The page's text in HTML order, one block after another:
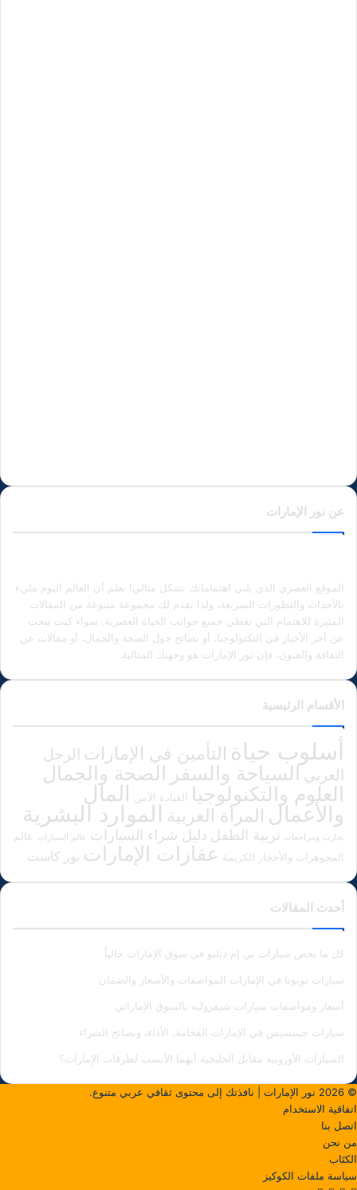
عن نور الإمارات
الموقع العصري الذي يلبي اهتماماتك بشكل مثالي! نعلم أن العالم اليوم مليء
بالأحداث والتطورات السريعة، ولذا نقدم لك مجموعة متنوعة من المقالات
المثيرة للاهتمام التي تغطي جميع جوانب الحياة العصرية. سواء كنت تبحث
عن آخر الأخبار في التكنولوجيا، أو نصائح حول الصحة والجمال، أو مقالات عن
الثقافة والفنون، فإن نور الإمارات هو وجهتك المثالية.
الأقسام الرئيسية
أسلوب حياة التأمين في الإمارات
الرجل
العربي السياحة والسفر الصحة والجمال
العلوم والتكنولوجيا
القيادة الآمن المال
والأعمال المرأة العربية الموارد البشرية
تجارب ومراجعات تربية الطفل دليل شراء السيارات عالم السيارات عالم
المجوهرات والأحجار الكريمة عقارات الإمارات نور كاست
أحدث المقالات
كل ما يخص سيارات بي إم دبليو في سوق الإمارات حالياً
سيارات تويوتا في الإمارات المواصفات والأسعار والضمان
أسعار ومواصفات سيارات شيفروليه بالسوق الإماراتي
سيارات جينيسيس في الإمارات الفخامة، الأداء، ونصائح الشراء
السيارات الأوروبية مقابل الخليجية أيهما الأنسب لطرقات الإمارات؟
© 2026 نور الإمارات | نافذتك إلى محتوى ثقافي عربي متنوع.
اتفاقية الاستخدام
اتصل بنا
من نحن
الكتَاب
سياسة ملفات الكوكيز